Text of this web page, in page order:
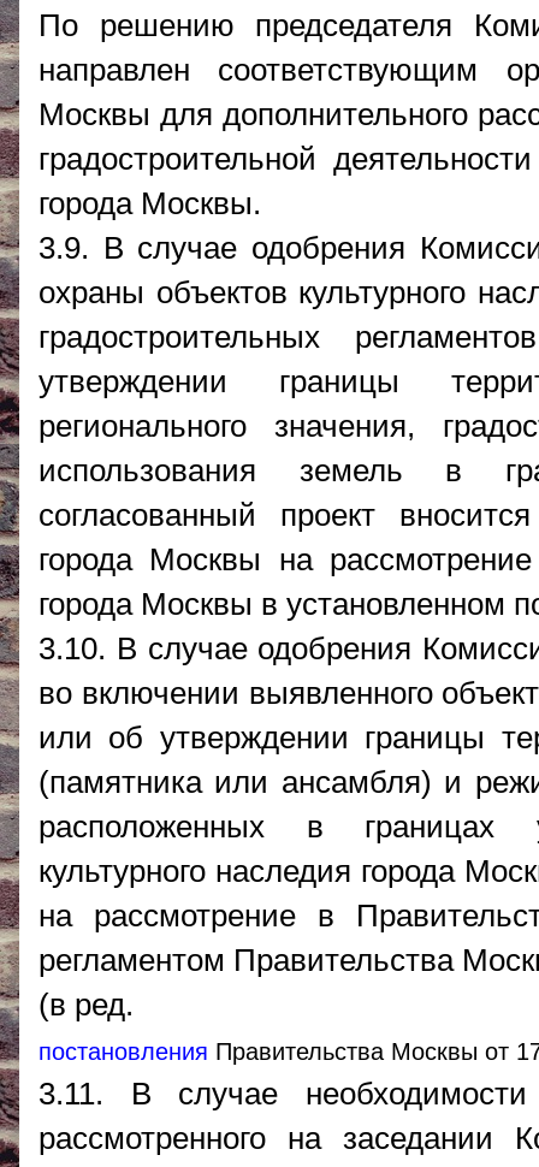
По решению председателя
направлен соответствующим
Москвы для дополнительного
градостроительной
города Москвы.
3.9. В случае одобрения
охраны объектов культурного
градостроительных
утверждении границы
регионального значения,
использования земель в
согласованный проект
города Москвы на
города Москвы в установленном
3.10. В случае одобрения
во включении выявленного
или об утверждении границы
(памятника или ансамбля) и
расположенных в границах
культурного наследия города
на рассмотрение в
регламентом Правительства
(в ред.
постановления Правительства Москвы от
3.11. В случае необходимости
рассмотренного на заседании